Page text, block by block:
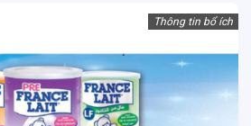
Thông tin bổ ích